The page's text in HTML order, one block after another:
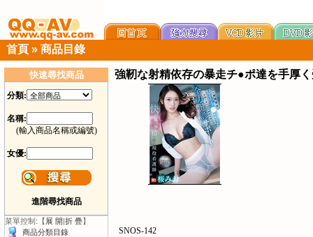
首頁 » 商品目錄
快速尋找商品
分類:
名稱:
(輸入商品名稱或編號)
女優:
進階尋找商品
菜單控制:【展 開|折 疊】
商品分類目錄
強靭な射精依存の暴走チ●ポ達を手厚
SNOS-142